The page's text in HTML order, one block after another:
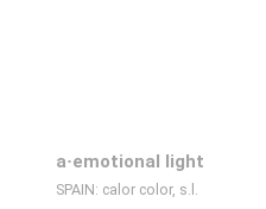
a·emotional light
SPAIN: calor color, s.l.